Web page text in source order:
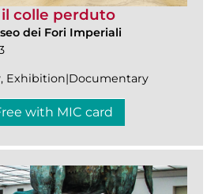
il colle perduto
dei Fori Imperiali
Exhibition|Documentary
with MIC card